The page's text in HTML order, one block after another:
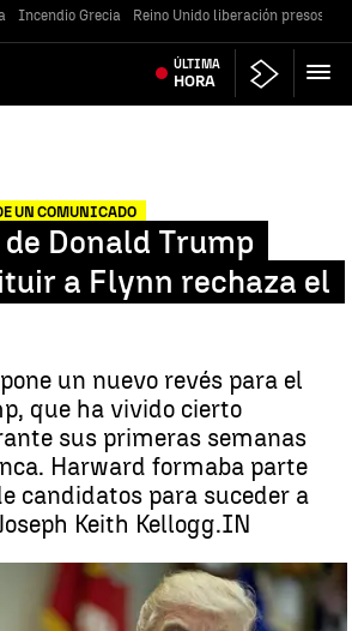
Incendio Grecia Reino Unido liberación presos
ÚLTIMA
HORA
UN COMUNICADO
Donald Trump
a Flynn rechaza el
un nuevo revés para el
que ha vivido cierto
sus primeras semanas
Harward formaba parte
candidatos para suceder a
Keith Kellogg.IN
para sustituir a Flynn rechaza el trabajo
EFE